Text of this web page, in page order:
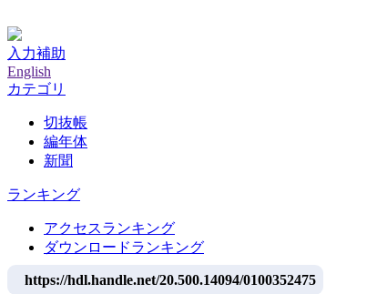
入力補助
English
カテゴリ
切抜帳
編年体
新聞
ランキング
アクセスランキング
ダウンロードランキング
https://hdl.handle.net/20.500.14094/0100352475